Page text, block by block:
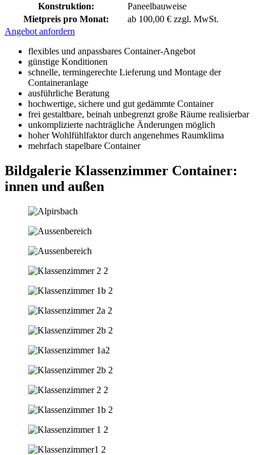
Konstruktion:
Paneelbauweise
Mietpreis pro Monat:
ab 100,00 € zzgl. MwSt.
Angebot anfordern
flexibles und anpassbares Container-Angebot
günstige Konditionen
schnelle, termingerechte Lieferung und Montage der
Containeranlage
ausführliche Beratung
hochwertige, sichere und gut gedämmte Container
frei gestaltbare, beinah unbegrenzt große Räume realisierbar
unkomplizierte nachträgliche Änderungen möglich
hoher Wohlfühlfaktor durch angenehmes Raumklima
mehrfach stapelbare Container
Bildgalerie Klassenzimmer Container:
innen und außen